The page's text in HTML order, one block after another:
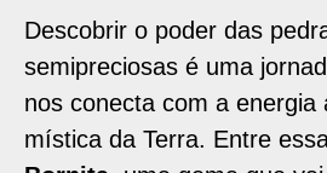
Descobrir o poder das
semipreciosas é uma
nos conecta com a energia
mística da Terra. Entre